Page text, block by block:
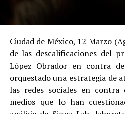
Ciudad de México, 12 Marzo
de las descalificaciones del
López Obrador en contra
orquestado una estrategia de
las redes sociales en
medios que lo han